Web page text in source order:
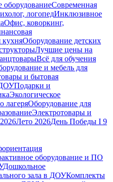
оборудованиеСовременная
логопедИнклюзивное
Офис, коворкинг,
кухняОборудование детских
Лучшие цены на
Всё для обучения
и мебель для
и бытовая
ДОУПодарки и
Экологическое
лагеряОборудование для
Электротовары и
Лето 2026День Победы I 9
оборудование и ПО
Дошкольное
зала в ДОУКомплекты